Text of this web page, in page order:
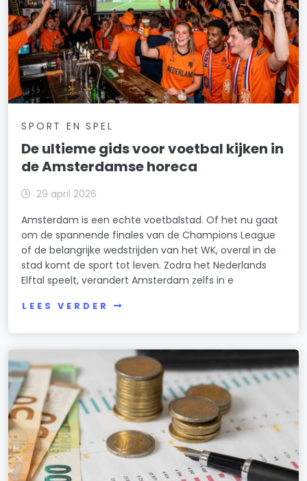
Oude Pijp
Overtoomse Sluis
Overtoomse Veld
Prinses Irenebuurt e.o.
Reigersbos
Rijnbuurt
Schinkelbuurt
Sloten/Nieuw-Sloten
Sloterdijk Nieuw-West
Sloterdijk-West
Slotermeer-West
Slotermeer-Zuidoost
Slotervaart-Noord
Slotervaart-Zuid
Spaarndammerbuurt/Zeeheldenbuurt
SPORT EN SPEL
De ultieme gids voor voetbal kijken in
de Amsterdamse horeca
29 april 2026
Amsterdam is een echte voetbalstad. Of het nu gaat
om de spannende finales van de Champions League
of de belangrijke wedstrijden van het WK, overal in de
stad komt de sport tot leven. Zodra het Nederlands
Elftal speelt, verandert Amsterdam zelfs in e
LEES VERDER